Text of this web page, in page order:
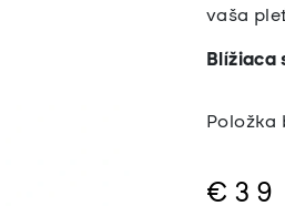
vaša
Blížiaca
€39